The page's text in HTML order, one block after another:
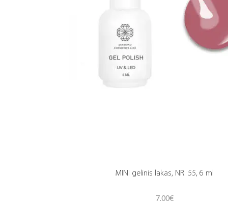
MINI gelinis lakas, NR. 55, 6 ml
7.00€